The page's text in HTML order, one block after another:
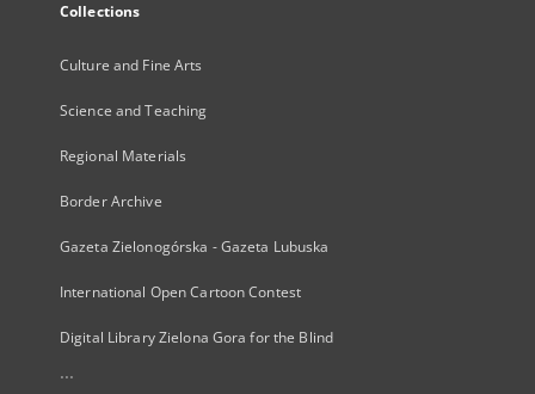
Collections
Culture and Fine Arts
Science and Teaching
Regional Materials
Border Archive
Gazeta Zielonogórska - Gazeta Lubuska
International Open Cartoon Contest
Digital Library Zielona Gora for the Blind
...